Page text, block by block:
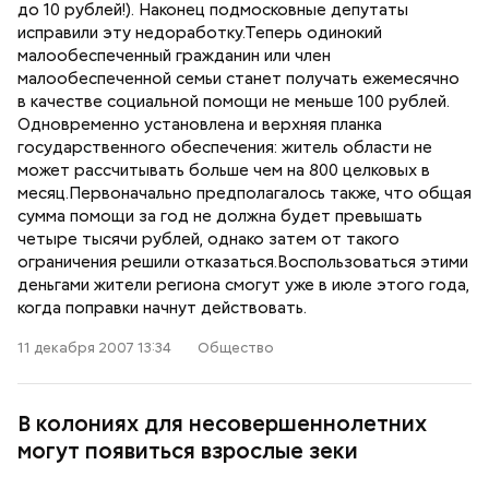
до 10 рублей!). Наконец подмосковные депутаты
исправили эту недоработку.Теперь одинокий
малообеспеченный гражданин или член
малообеспеченной семьи станет получать ежемесячно
в качестве социальной помощи не меньше 100 рублей.
Одновременно установлена и верхняя планка
государственного обеспечения: житель области не
может рассчитывать больше чем на 800 целковых в
месяц.Первоначально предполагалось также, что общая
сумма помощи за год не должна будет превышать
четыре тысячи рублей, однако затем от такого
ограничения решили отказаться.Воспользоваться этими
деньгами жители региона смогут уже в июле этого года,
когда поправки начнут действовать.
11 декабря 2007 13:34 Общество
В колониях для несовершеннолетних
могут появиться взрослые зеки